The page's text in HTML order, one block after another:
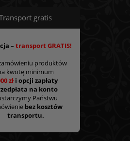
gratis
– transport GRATIS!
produktów
kwotę minimum
złi opcji zapłaty
na konto
Państwu
bez kosztów
transportu.